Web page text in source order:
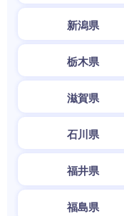
新潟県
栃木県
滋賀県
石川県
福井県
福島県